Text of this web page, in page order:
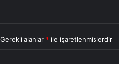
Gerekli alanlar * ile işaretlenmişlerdir